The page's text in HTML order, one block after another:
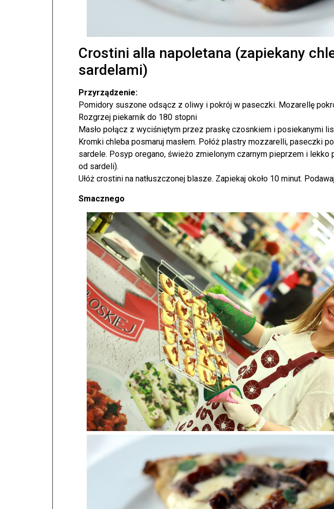
Crostini alla napoletana (zapiekany
sardelami)
Przyrządzenie:
Pomidory suszone odsącz z oliwy i pokrój w paseczki. Mozarellę
Rozgrzej piekarnik do 180 stopni
Masło połącz z wyciśniętym przez praskę czosnkiem i posiekanymi
Kromki chleba posmaruj masłem. Połóż plastry mozzarelli, paseczki
sardele. Posyp oregano, świeżo zmielonym czarnym pieprzem i lekko
od sardeli).
Ułóż crostini na natłuszczonej blasze. Zapiekaj około 10 minut.
Smacznego